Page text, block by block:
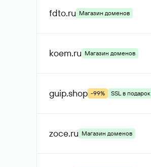
fdto.ru Магазин доменов
koem.ru Магазин доменов
guip.shop -99% SSL в подарок
zoce.ru Магазин доменов